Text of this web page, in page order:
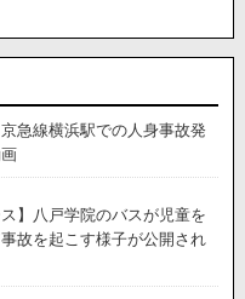
落
の
後
救
さ
れ
様
急線横浜駅での人身事故発
】八戸学院のバスが児童を
故を起こす様子が公開され